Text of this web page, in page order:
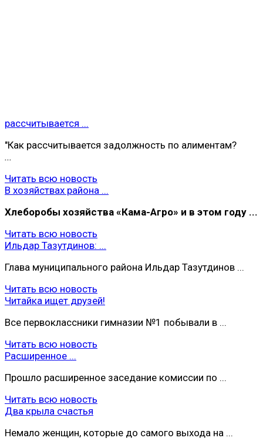
рассчитывается ...
"Как рассчитывается задолжность по алиментам?
...
Читать всю новость
В хозяйствах района ...
Хлеборобы хoзяйства «Кама-Агро» и в этом году ...
Читать всю новость
Ильдар Тазутдинов: ...
Глава муниципального района Ильдар Тазутдинов ...
Читать всю новость
Читайка ищет друзей!
Все первоклассники гимназии №1 побывали в ...
Читать всю новость
Расширенное ...
Прошло расширенное заседание комиссии по ...
Читать всю новость
Два крыла счастья
Немало женщин, которые до самого выхода на ...